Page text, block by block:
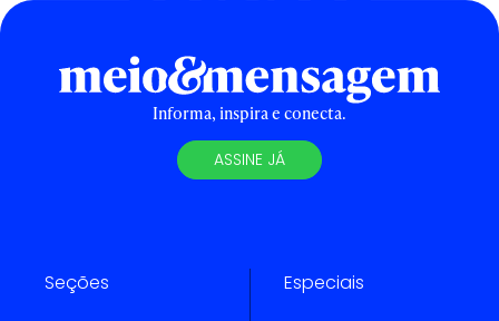
Informa, inspira e conecta.
ASSINE JÁ
Seções Especiais